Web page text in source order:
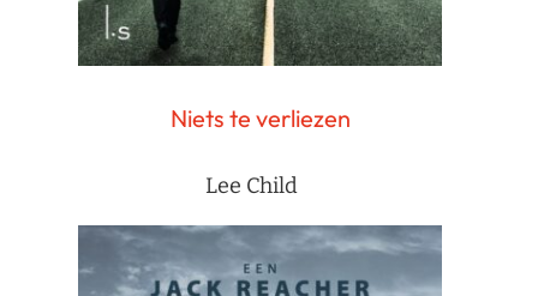
Niets te verliezen
Lee Child